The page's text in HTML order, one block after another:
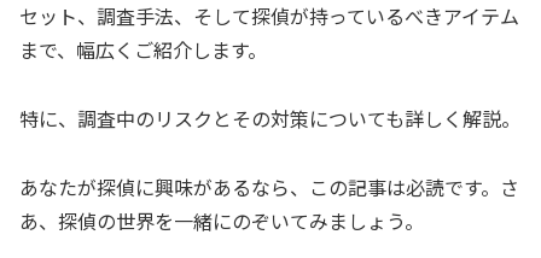
セット、調査手法、そして探偵が持っているべきアイテム
まで、幅広くご紹介します。
特に、調査中のリスクとその対策についても詳しく解説。
あなたが探偵に興味があるなら、この記事は必読です。さ
あ、探偵の世界を一緒にのぞいてみましょう。